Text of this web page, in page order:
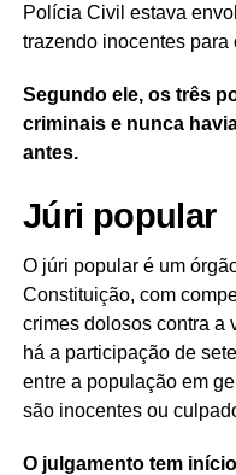
Polícia Civil estava
trazendo inocentes para
Segundo ele, os três
criminais e nunca
antes.
Júri popular
O júri popular é um
Constituição, com
crimes dolosos contra a
há a participação de
entre a população em
são inocentes ou
O julgamento tem